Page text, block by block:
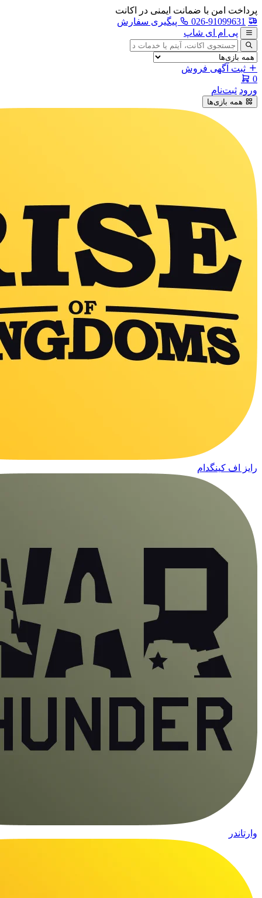
پرداخت امن با ضمانت ایمنی در اکانت
026-91099631
پیگیری سفارش
پی ام ای شاپ
جستجوی
آگهی
ثبت آگهی فروش
0
ورود ثبت‌نام
همه بازی‌ها
رایز اف کینگدام
وارتاندر